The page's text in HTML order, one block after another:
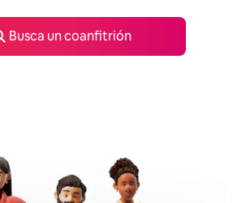
Busca un coanfitrión